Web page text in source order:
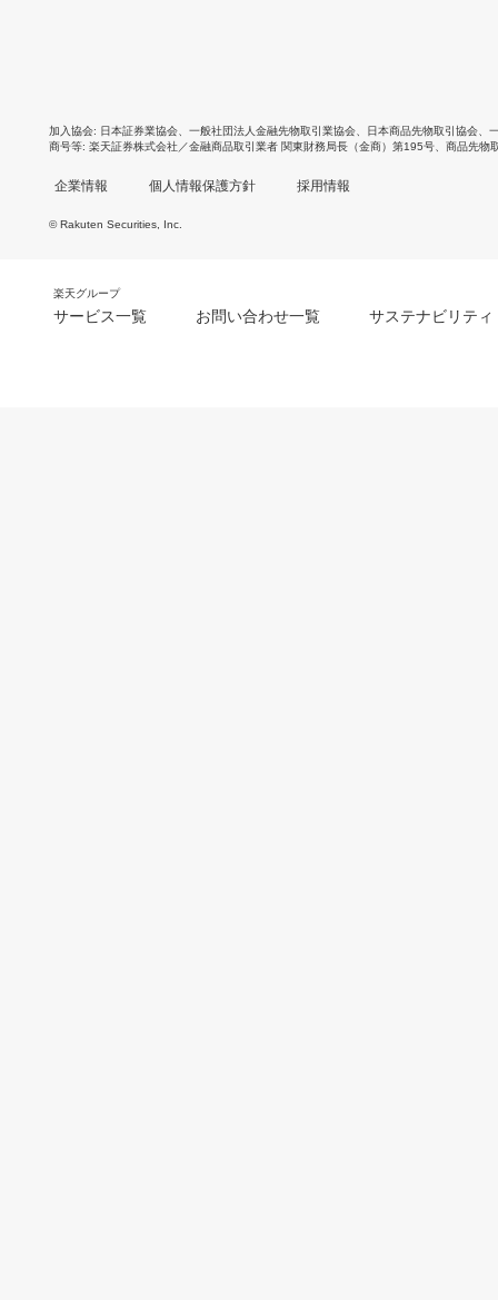
加入協会 日本証券業協会 一般社団法人金融先物取引業協会 日本商品先物取引協会
商号等 楽天証券株式会社／金融商品取引業者 関東財務局長（金商）第195号、商品先物
企業情報 個人情報保護方針 採用情報
© Rakuten Securities, Inc.
楽天グループ
サービス一覧 お問い合わせ一覧 サステナビリティ